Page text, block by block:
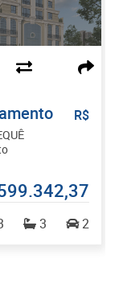
R$
3 2